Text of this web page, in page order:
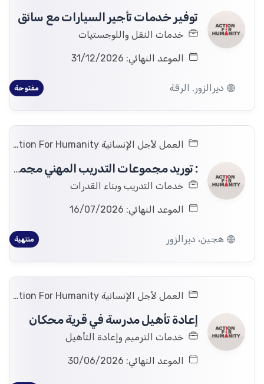
توفير خدمات تأجير السيارات مع سائق
خدمات النقل واللوجستيات
الموعد النهائي: 31/12/2026
ديرالزور, الرقة مفتوحة
العمل لأجل الإنسانية Action For Humanity
: توريد مجموعات التدريب المهني مجموعات بدء التشغيل في محافظة دير الزور، هجين، سوريا.
خدمات التدريب وبناء القدرات
الموعد النهائي: 16/07/2026
هجين، ديرالزور منتهية
العمل لأجل الإنسانية Action For Humanity
إعادة تأهيل مدرسة في قرية محكان
خدمات الترميم وإعادة التأهيل
الموعد النهائي: 30/06/2026